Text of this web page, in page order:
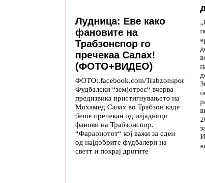
Лудница: Еве како
фановите на
Трабзонспор го
пречекаа Салах!
(ФОТО+ВИДЕО)
ФОТО:.facebook.com/Trabzonspor
Фудбалски “земјотрес“ вчерва
предизвика пристигнувањето на
Мохамед Салах во Трабзон каде
беше пречекан од илјадници
фанови на Трабзонспор.
“Фараонотот“ кој важи за еден
од најдобрите фудбалери на
светт и покрај дригите